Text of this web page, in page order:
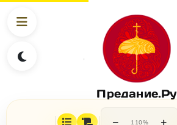
Предание.Ру
− 110% +